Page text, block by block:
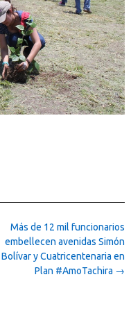
Más de 12 mil funcionarios
embellecen avenidas Simón
Bolívar y Cuatricentenaria en
Plan #AmoTachira →